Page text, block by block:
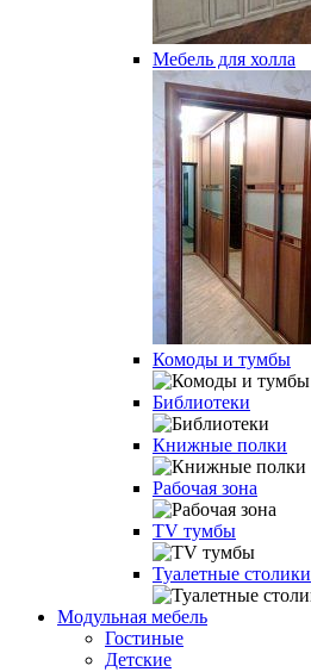
Мебель для холла
Комоды и тумбы
Библиотеки
Книжные полки
Рабочая зона
TV тумбы
Туалетные столики
Модульная мебель
Гостиные
Детские